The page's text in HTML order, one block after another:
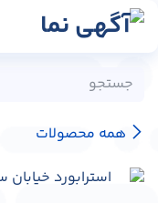
پرش به محتوا
همه محصولات